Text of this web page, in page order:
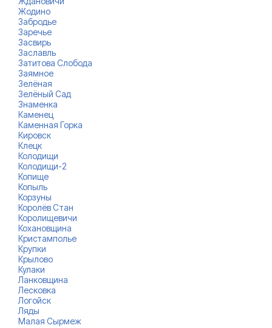
Жодино
Забродье
Заречье
Засвирь
Заславль
Затитова Слобода
Заямное
Зелёная
Зелёный Сад
Знаменка
Каменец
Каменная Горка
Кировск
Клецк
Колодищи
Колодищи-2
Копище
Копыль
Корзуны
Королёв Стан
Королищевичи
Кохановщина
Кристамполье
Крупки
Крылово
Кулаки
Ланковщина
Лесковка
Логойск
Ляды
Малая Сырмеж